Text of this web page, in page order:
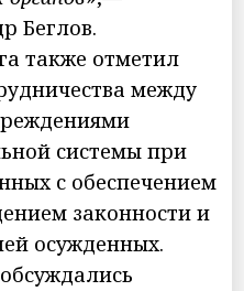
Беглов.
также отметил
между
системы при
с обеспечением
законности и
осужденных.